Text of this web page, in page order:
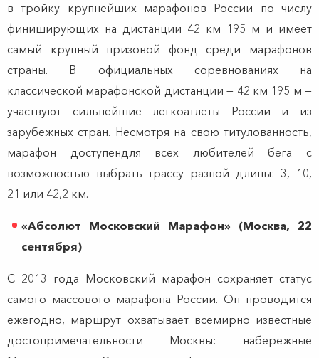
в тройку крупнейших марафонов России по числу
финиширующих на дистанции 42 км 195 м и имеет
самый крупный призовой фонд среди марафонов
страны. В официальных соревнованиях на
классической марафонской дистанции — 42 км 195 м —
участвуют сильнейшие легкоатлеты России и из
зарубежных стран. Несмотря на свою титулованность,
марафон доступендля всех любителей бега с
возможностью выбрать трассу разной длины: 3, 10,
21 или 42,2 км.
«Абсолют Московский Марафон» (Москва, 22
сентября)
С 2013 года Московский марафон сохраняет статус
самого массового марафона России. Он проводится
ежегодно, маршрут охватывает всемирно известные
достопримечательности Москвы: набережные